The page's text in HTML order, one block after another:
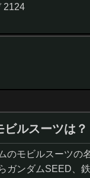
2124
ビルスーツは？
のモビルスーツの
ガンダムSEED、